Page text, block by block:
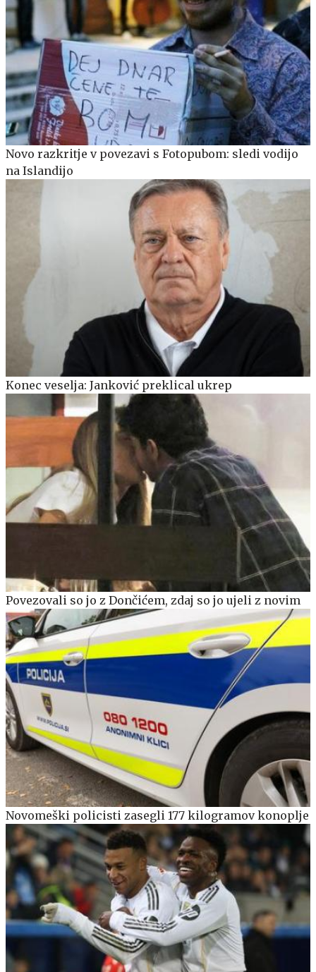
Novo razkritje v povezavi s Fotopubom: sledi vodijo
na Islandijo
Konec veselja: Janković preklical ukrep
Povezovali so jo z Dončićem, zdaj so jo ujeli z novim
Novomeški policisti zasegli 177 kilogramov konoplje